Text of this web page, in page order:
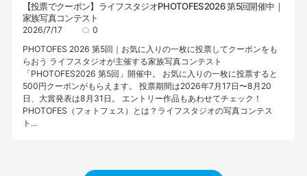
【投票でクーポン】ライフスタジオPHOTOFES2026 第5回開催中｜
家族写真コンテスト
2026/7/17
0
PHOTOFES 2026 第5回｜お気に入りの一枚に投票してクーポンをも
らおう ライフスタジオが主催する家族写真コンテスト
「PHOTOFES2026 第5回」開催中。 お気に入りの一枚に投票すると
500円クーポンがもらえます。 投票期間は2026年7月17日〜8月20
日、大賞発表は8月31日。 エントリー作品もあわせてチェック！
PHOTOFES（フォトフェス）とは？ライフスタジオの写真コンテス
ト...